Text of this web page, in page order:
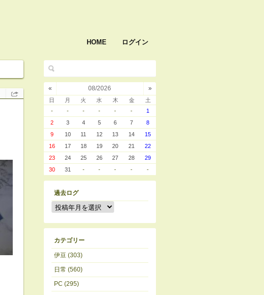
HOME ログイン
« 08/2026 »
日 月 火 水 木 金
土
-
- - - - -
1
2
3 4 5 6 7
8
9
10 11 12 13 14
15
16
17 18 19 20 21
22
23
24 25 26 27 28
29
30
31 - - - - -
過去ログ
カテゴリー
伊豆 (303)
日常 (560)
PC (295)